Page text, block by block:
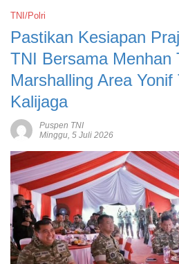
TNI/Polri
Pastikan Kesiapan
TNI Bersama Menhan
Marshalling Area
Kalijaga
Puspen TNI
Minggu, 5 Juli 2026